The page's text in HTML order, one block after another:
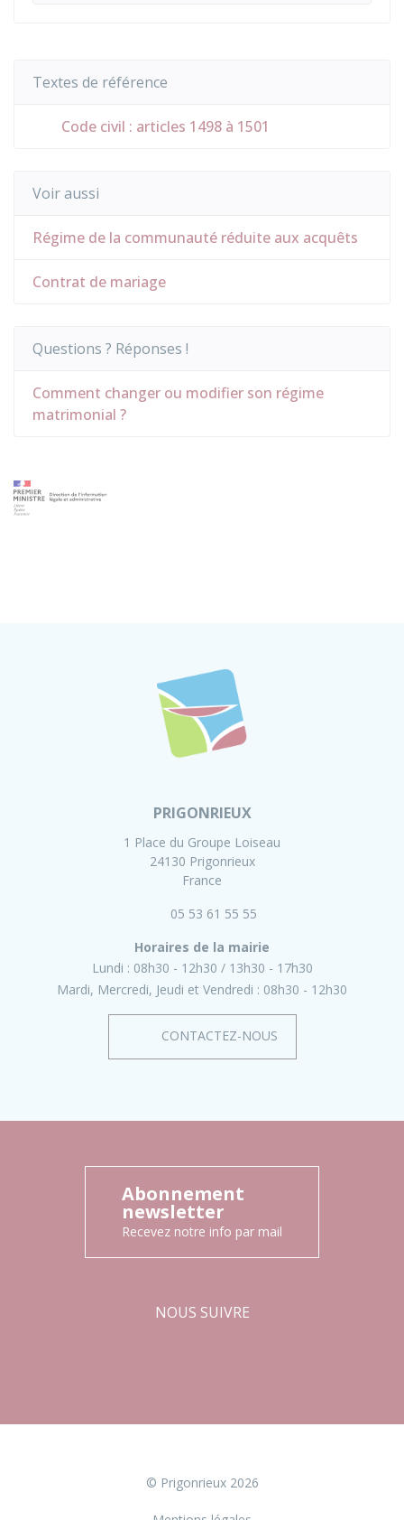
Textes de référence
Code civil : articles 1498 à 1501
Voir aussi
Régime de la communauté réduite aux acquêts
Contrat de mariage
Questions ? Réponses !
Comment changer ou modifier son régime
matrimonial ?
PRIGONRIEUX
1 Place du Groupe Loiseau
24130 Prigonrieux
France
05 53 61 55 55
Horaires de la mairie
Lundi : 08h30 - 12h30
13h30 - 17h30
Mardi, Mercredi, Jeudi et Vendredi : 08h30 - 12h30
CONTACTEZ-NOUS
Abonnement
newsletter
Recevez notre info par mail
NOUS SUIVRE
© Prigonrieux 2026